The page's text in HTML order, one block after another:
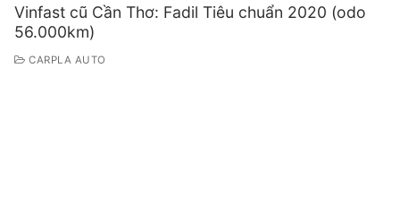
Vinfast cũ Cần Thơ: Fadil Tiêu chuẩn 2020 (odo
56.000km)
CARPLA AUTO